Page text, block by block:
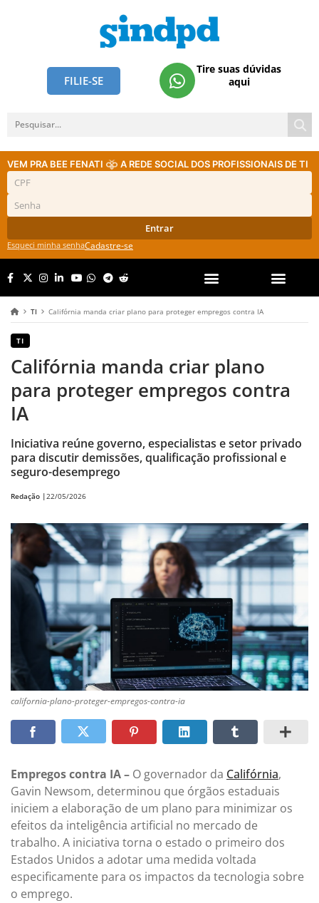
FILIE-SE
Tire suas dúvidas
aqui
VEM PRA BEE FENATI A REDE SOCIAL DOS PROFISSIONAIS DE TI
Entrar
Esqueci minha senhaCadastre-se
TI Califórnia manda criar plano para proteger empregos contra IA
TI
Califórnia manda criar plano
para proteger empregos contra
IA
Iniciativa reúne governo, especialistas e setor privado
para discutir demissões, qualificação profissional e
seguro-desemprego
Redação |22/05/2026
california-plano-proteger-empregos-contra-ia
Empregos contra IA – O governador da Califórnia,
Gavin Newsom, determinou que órgãos estaduais
iniciem a elaboração de um plano para minimizar os
efeitos da inteligência artificial no mercado de
trabalho. A iniciativa torna o estado o primeiro dos
Estados Unidos a adotar uma medida voltada
especificamente para os impactos da tecnologia sobre
o emprego.